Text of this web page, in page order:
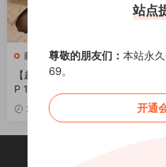
藤藤菜
【趣岛】抖音藤藤菜合集【97
P 114V 626M】
2026-06-16 VIP
站点
尊敬的朋友们： 本站永
69。
开通